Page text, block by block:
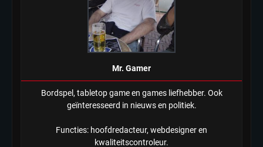
Mr. Gamer
Bordspel, tabletop game en games liefhebber. Ook
geïnteresseerd in nieuws en politiek.
Functies: hoofdredacteur, webdesigner en
kwaliteitscontroleur.